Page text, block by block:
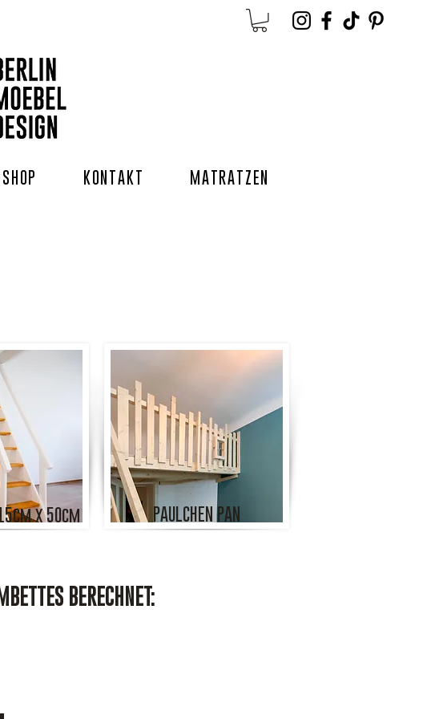
KONTAKT MATRATZEN
15cm x 50cm PAULCHEN PAN
BERECHNET: